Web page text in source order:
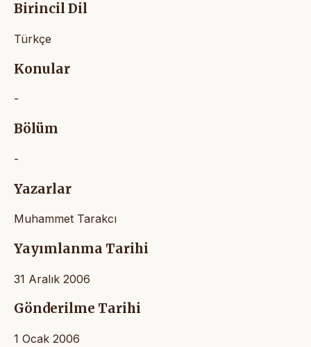
Birincil Dil
Türkçe
Konular
-
Bölüm
-
Yazarlar
Muhammet Tarakcı
Yayımlanma Tarihi
31 Aralık 2006
Gönderilme Tarihi
1 Ocak 2006